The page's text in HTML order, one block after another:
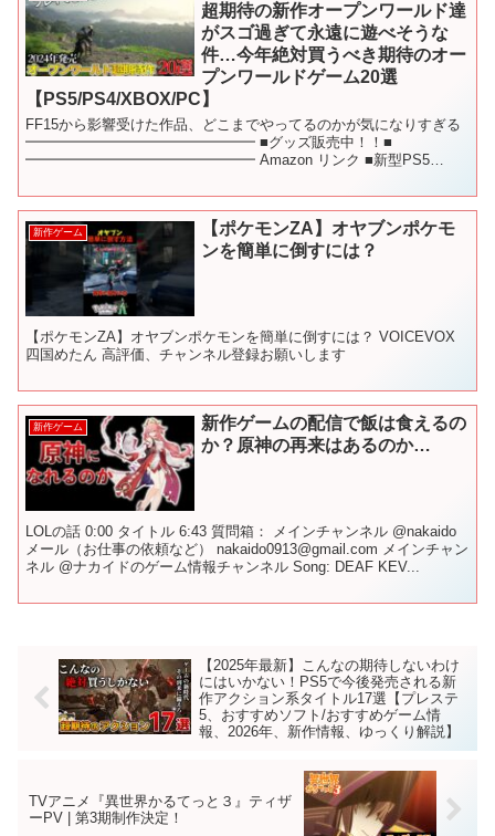
超期待の新作オープンワールド達
がスゴ過ぎて永遠に遊べそうな
件…今年絶対買うべき期待のオー
プンワールドゲーム20選
【PS5/PS4/XBOX/PC】
FF15から影響受けた作品、どこまでやってるのかが気になりすぎる
━━━━━━━━━━━━━━━━ ■グッズ販売中！！■
━━━━━━━━━━━━━━━━ Amazon リンク ■新型PS5
新作ゲーム
【ポケモンZA】オヤブンポケモ
ンを簡単に倒すには？
【ポケモンZA】オヤブンポケモンを簡単に倒すには？ VOICEVOX
四国めたん 高評価、チャンネル登録お願いします
新作ゲーム
新作ゲームの配信で飯は食えるの
か？原神の再来はあるのか…
LOLの話 0:00 タイトル 6:43 質問箱： メインチャンネル @nakaido
メール（お仕事の依頼など） nakaido0913@gmail.com メインチャン
ネル @ナカイドのゲーム情報チャンネル Song: DEAF KEV...
【2025年最新】こんなの期待しないわけ
にはいかない！PS5で今後発売される新
作アクション系タイトル17選【プレステ
5、おすすめソフト/おすすめゲーム情
報、2026年、新作情報、ゆっくり解説】
TVアニメ『異世界かるてっと３』ティザ
ーPV | 第3期制作決定！